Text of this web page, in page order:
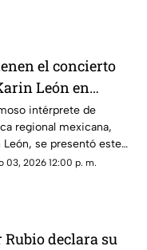
regional mexicano.
el concierto
León en
por
climáticas
intérprete de
regional mexicana,
León, se presentó este
semana en Acapulco
03, 2026 12:00 p. m.
Rubio declara su